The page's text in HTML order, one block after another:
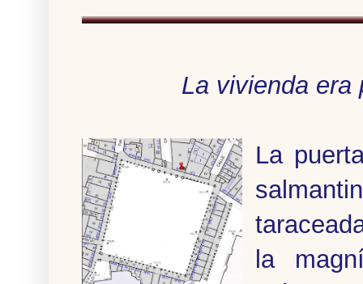
La vivienda era
La
la